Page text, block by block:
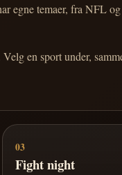
egne temaer, fra NFL
en sport under,
03
Fight night